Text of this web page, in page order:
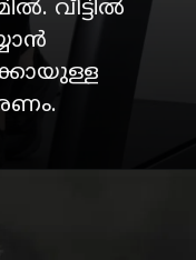
വീട്ടിൽ